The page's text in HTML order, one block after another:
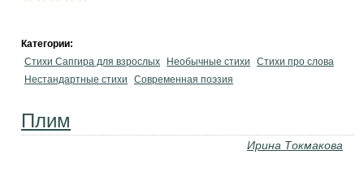
Категории:
Стихи Сапгира для взрослых
Необычные стихи
Стихи про слова
Нестандартные стихи
Современная поэзия
Плим
Ирина Токмакова